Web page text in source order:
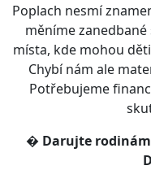
Poplach nesmí
měníme
místa, kde mohou
Chybí nám ale
Potřebujeme
�️ Darujte